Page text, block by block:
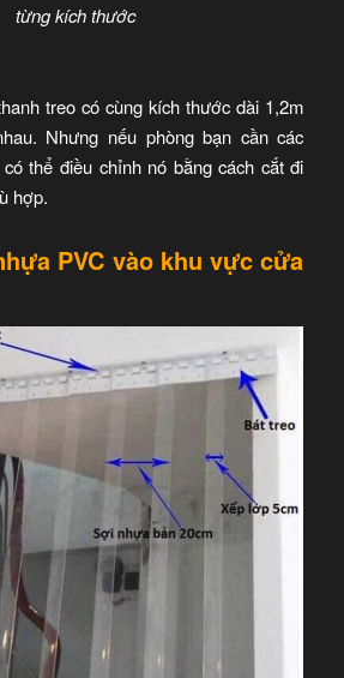
từng kích thước
treo có cùng kích thước dài 1,2m
Nhưng nếu phòng bạn cần các
thể điều chỉnh nó bằng cách cắt đi
hợp.
PVC vào khu vực cửa